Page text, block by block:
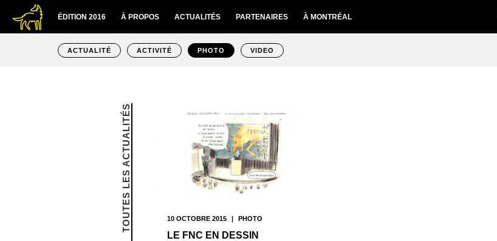
ÉDITION 2016 À PROPOS ACTUALITÉS PARTENAIRES À MONTRÉAL
ACTUALITÉ ACTIVITÉ PHOTO VIDEO
TOUTES LES ACTUALITÉS 10 OCTOBRE 2015 | PHOTO
LE FNC EN DESSIN